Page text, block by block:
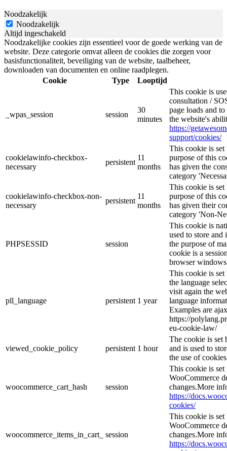
Noodzakelijk
Noodzakelijk
Altijd ingeschakeld
Noodzakelijke cookies zijn essentieel voor de goede werking van de
website. Deze categorie omvat alleen de cookies die zorgen voor
basisfunctionaliteit, beveiliging van de website, taalbeheer,
downloaden van documenten en online raadplegen.
Cookie
Type Looptijd
_wpas_session session
30
minutes
This cookie is
consultation /
page loads and
the website's
https://
support/cookies/
cookielawinfo-checkbox-
necessary
persistent
11
months
This cookie is
purpose of this
has given the
category
cookielawinfo-checkbox-non-
necessary
persistent
11
months
This cookie is
purpose of this
has given their
category 'Non-
PHPSESSID session
This cookie is
used to store
the purpose of
cookie is a
browser
pll_language persistent 1 year
This cookie is set
the language
visit again the
language
Examples are
https://
eu-cookie-law/
viewed_cookie_policy persistent 1 hour
The cookie is set
and is used to
the use of
woocommerce_cart_hash session
This cookie is set
WooCommerce
changes.More
https://
cookies/
woocommerce_items_in_cart_ session
This cookie is set
WooCommerce
changes.More
https://